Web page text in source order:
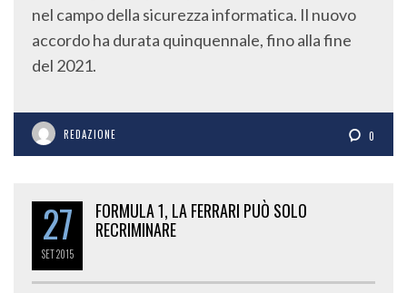
nel campo della sicurezza informatica. Il nuovo
accordo ha durata quinquennale, fino alla fine
del 2021.
REDAZIONE 0
27
SET2015
FORMULA 1, LA FERRARI PUÒ SOLO
RECRIMINARE